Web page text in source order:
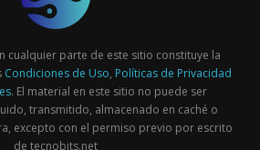
cualquier parte de este sitio constituye la
Condiciones de Uso, Políticas de Privacidad
. El material en este sitio no puede ser
transmitido, almacenado en caché o
excepto con el permiso previo por escrito
de tecnobits.net